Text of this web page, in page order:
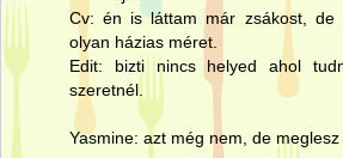
Cv: én is láttam már zsákost, de
olyan házias méret.
Edit: bizti nincs helyed ahol
szeretnél.
Yasmine: azt még nem, de meglesz